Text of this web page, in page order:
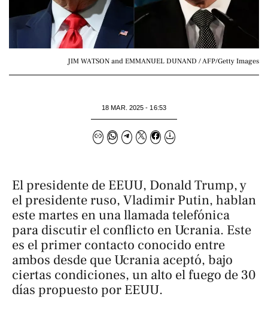
JIM WATSON and EMMANUEL DUNAND / AFP/Getty Images
18 MAR. 2025 - 16:53
El presidente de EEUU, Donald Trump, y
el presidente ruso, Vladimir Putin, hablan
este martes en una llamada telefónica
para discutir el conflicto en Ucrania. Este
es el primer contacto conocido entre
ambos desde que Ucrania aceptó, bajo
ciertas condiciones, un alto el fuego de 30
días propuesto por EEUU.